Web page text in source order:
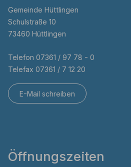
Gemeinde Hüttlingen
Schulstraße 10
73460 Hüttlingen
Telefon 07361 / 97 78 - 0
Telefax 07361 / 7 12 20
E-Mail schreiben
Öffnungszeiten